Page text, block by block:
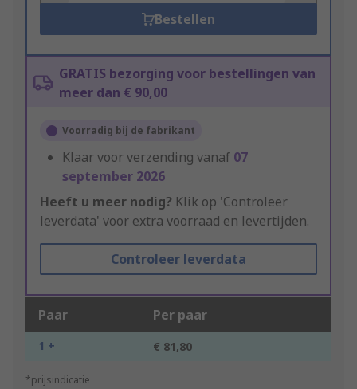
Bestellen
GRATIS bezorging voor bestellingen van
meer dan € 90,00
Voorradig bij de fabrikant
Klaar voor verzending vanaf 07
september 2026
Heeft u meer nodig? Klik op 'Controleer
leverdata' voor extra voorraad en levertijden.
Controleer leverdata
Paar Per paar
1 + € 81,80
*prijsindicatie